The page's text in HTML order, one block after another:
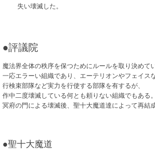
失い壊滅した。
●評議院
魔法界全体の秩序を保つためにルールを取り決めて
一応エラーい組織であり、エーテリオンやフェイス
行検束部隊など実力を行使する部隊を有するが、
作中二度壊滅している何とも頼りない組織でもある。
冥府の門による壊滅後、聖十大魔道達によって再結
●聖十大魔道